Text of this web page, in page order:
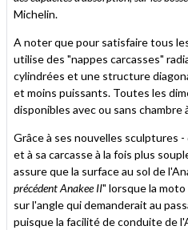
Michelin.
A noter que pour satisfaire tous
utilise des "nappes carcasses"
cylindrées et une structure
et moins puissants. Toutes les
disponibles avec ou sans chambre
Grâce à ses nouvelles sculptures
et à sa carcasse à la fois plus
assure que la surface au sol de
précédent Anakee II" lorsque la moto
sur l'angle qui demanderait au
puisque la facilité de conduite de